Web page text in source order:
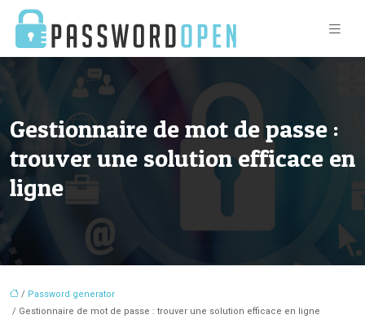
Gestionnaire de mot de passe :
trouver une solution efficace en
ligne
/ Password generator
/ Gestionnaire de mot de passe : trouver une solution efficace en ligne